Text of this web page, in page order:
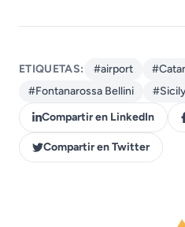
ETIQUETAS: #airport
#Fontanarossa Bellini
Compartir en LinkedIn
Compartir en Twitter